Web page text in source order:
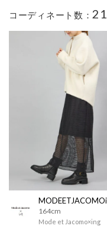
コーディネート数： 21
164cm
Mode et Jacomo×ing